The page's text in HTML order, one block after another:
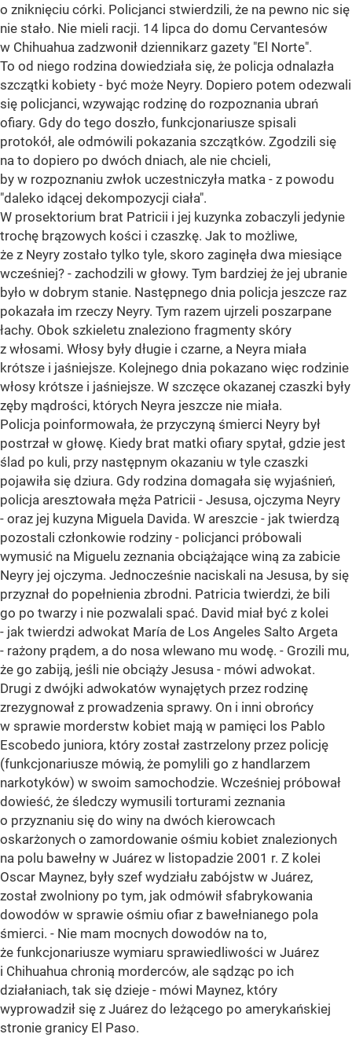
o zniknięciu córki. Policjanci stwierdzili, że na pewno nic się
nie stało. Nie mieli racji. 14 lipca do domu Cervantesów
w Chihuahua zadzwonił dziennikarz gazety "El Norte".
To od niego rodzina dowiedziała się, że policja odnalazła
szczątki kobiety - być może Neyry. Dopiero potem odezwali
się policjanci, wzywając rodzinę do rozpoznania ubrań
ofiary. Gdy do tego doszło, funkcjonariusze spisali
protokół, ale odmówili pokazania szczątków. Zgodzili się
na to dopiero po dwóch dniach, ale nie chcieli,
by w rozpoznaniu zwłok uczestniczyła matka - z powodu
"daleko idącej dekompozycji ciała".
W prosektorium brat Patricii i jej kuzynka zobaczyli jedynie
trochę brązowych kości i czaszkę. Jak to możliwe,
że z Neyry zostało tylko tyle, skoro zaginęła dwa miesiące
wcześniej? - zachodzili w głowy. Tym bardziej że jej ubranie
było w dobrym stanie. Następnego dnia policja jeszcze raz
pokazała im rzeczy Neyry. Tym razem ujrzeli poszarpane
łachy. Obok szkieletu znaleziono fragmenty skóry
z włosami. Włosy były długie i czarne, a Neyra miała
krótsze i jaśniejsze. Kolejnego dnia pokazano więc rodzinie
włosy krótsze i jaśniejsze. W szczęce okazanej czaszki były
zęby mądrości, których Neyra jeszcze nie miała.
Policja poinformowała, że przyczyną śmierci Neyry był
postrzał w głowę. Kiedy brat matki ofiary spytał, gdzie jest
ślad po kuli, przy następnym okazaniu w tyle czaszki
pojawiła się dziura. Gdy rodzina domagała się wyjaśnień,
policja aresztowała męża Patricii - Jesusa, ojczyma Neyry
- oraz jej kuzyna Miguela Davida. W areszcie - jak twierdzą
pozostali członkowie rodziny - policjanci próbowali
wymusić na Miguelu zeznania obciążające winą za zabicie
Neyry jej ojczyma. Jednocześnie naciskali na Jesusa, by się
przyznał do popełnienia zbrodni. Patricia twierdzi, że bili
go po twarzy i nie pozwalali spać. David miał być z kolei
- jak twierdzi adwokat María de Los Angeles Salto Argeta
- rażony prądem, a do nosa wlewano mu wodę. - Grozili mu,
że go zabiją, jeśli nie obciąży Jesusa - mówi adwokat.
Drugi z dwójki adwokatów wynajętych przez rodzinę
zrezygnował z prowadzenia sprawy. On i inni obrońcy
w sprawie morderstw kobiet mają w pamięci los Pablo
Escobedo juniora, który został zastrzelony przez policję
(funkcjonariusze mówią, że pomylili go z handlarzem
narkotyków) w swoim samochodzie. Wcześniej próbował
dowieść, że śledczy wymusili torturami zeznania
o przyznaniu się do winy na dwóch kierowcach
oskarżonych o zamordowanie ośmiu kobiet znalezionych
na polu bawełny w Juárez w listopadzie 2001 r. Z kolei
Oscar Maynez, były szef wydziału zabójstw w Juárez,
został zwolniony po tym, jak odmówił sfabrykowania
dowodów w sprawie ośmiu ofiar z bawełnianego pola
śmierci. - Nie mam mocnych dowodów na to,
że funkcjonariusze wymiaru sprawiedliwości w Juárez
i Chihuahua chronią morderców, ale sądząc po ich
działaniach, tak się dzieje - mówi Maynez, który
wyprowadził się z Juárez do leżącego po amerykańskiej
stronie granicy El Paso.